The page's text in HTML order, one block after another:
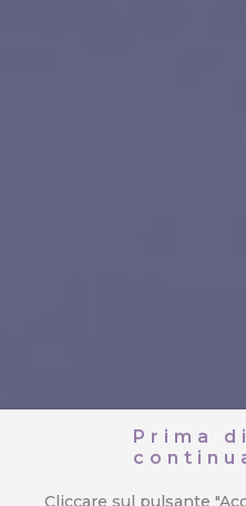
Prima di
Cliccare sul pulsante